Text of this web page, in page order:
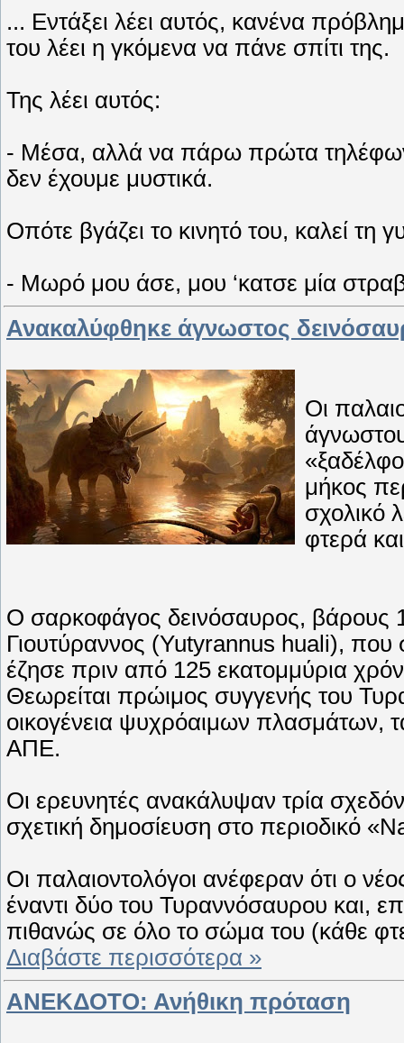
... Εντάξει λέει αυτός, κανένα
του λέει η γκόμενα να πάνε σπίτι της.
Της λέει αυτός:
- Μέσα, αλλά να πάρω πρώτα
δεν έχουμε μυστικά.
Οπότε βγάζει το κινητό του, καλεί τη
- Μωρό μου άσε, μου ‘κατσε μία
Ανακαλύφθηκε άγνωστος
Οι
μήκος
σχολικό
φτερά
Ο σαρκοφάγος δεινόσαυρος, βάρους
Γιουτύραννος (Yutyrannus huali), που
έζησε πριν από 125 εκατομμύρια
Θεωρείται πρώιμος συγγενής του
οικογένεια ψυχρόαιμων πλασμάτων,
ΑΠΕ.
Οι ερευνητές ανακάλυψαν τρία
σχετική δημοσίευση στο περιοδικό
Οι παλαιοντολόγοι ανέφεραν ότι ο
έναντι δύο του Τυραννόσαυρου και,
πιθανώς σε όλο το σώμα του (κάθε
Διαβάστε περισσότερα »
ΑΝΕΚΔΟΤΟ: Ανήθικη πρόταση